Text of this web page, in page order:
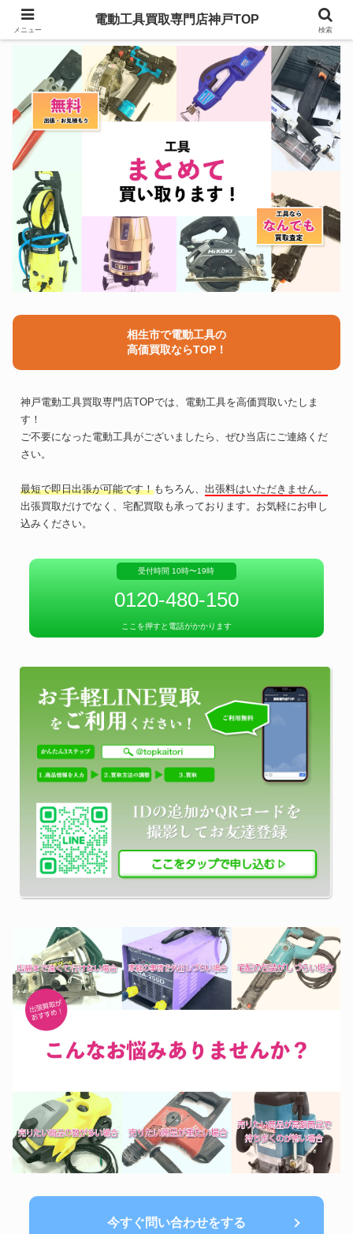
相生市で電動工具の
高価買取ならTOP！
神戸電動工具買取専門店TOPでは、電動工具を高価買取いたしま
す！
ご不要になった電動工具がございましたら、ぜひ当店にご連絡くだ
さい。
最短で即日出張が可能です！もちろん、 出張料はいただきません。
出張買取だけでなく、宅配買取も承っております。お気軽にお申し
込みください。
受付時間 10時〜19時
0120-480-150
ここを押すと電話がかかります
今すぐ問い合わせをする
メニュー
電動工具買取専門店神戸TOP
検索